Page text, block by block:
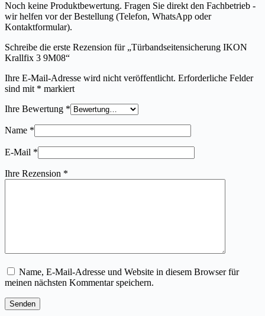
Noch keine Produktbewertung. Fragen Sie direkt den Fachbetrieb -
wir helfen vor der Bestellung (Telefon, WhatsApp oder
Kontaktformular).
Schreibe die erste Rezension für „Türbandseitensicherung IKON
Krallfix 3 9M08“
Ihre E-Mail-Adresse wird nicht veröffentlicht. Erforderliche Felder
sind mit * markiert
Ihre Bewertung *
Name *
E-Mail *
Ihre Rezension *
Name, E-Mail-Adresse und Website in diesem Browser für
meinen nächsten Kommentar speichern.
Senden